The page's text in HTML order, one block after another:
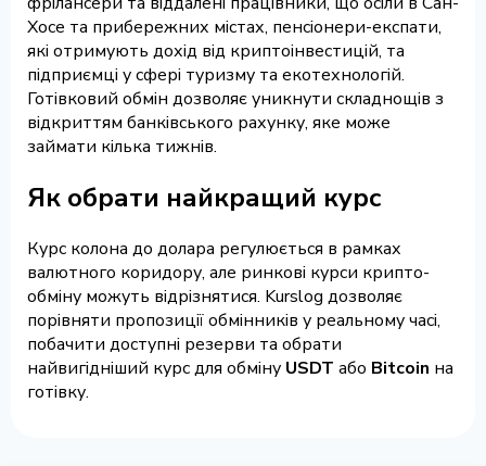
Хосе та прибережних містах, пенсіонери-експати,
які отримують дохід від криптоінвестицій, та
підприємці у сфері туризму та екотехнологій.
Готівковий обмін дозволяє уникнути складнощів з
відкриттям банківського рахунку, яке може
займати кілька тижнів.
Як обрати найкращий курс
Курс колона до долара регулюється в рамках
валютного коридору, але ринкові курси крипто-
обміну можуть відрізнятися. Kurslog дозволяє
порівняти пропозиції обмінників у реальному часі,
побачити доступні резерви та обрати
найвигідніший курс для обміну USDT або Bitcoin на
готівку.